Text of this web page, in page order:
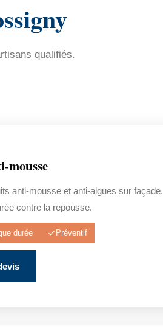
qualifiés.
mousse
anti-mousse et anti-algues sur façade.
contre la repousse.
durée Préventif